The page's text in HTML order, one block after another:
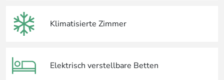
Klimatisierte Zimmer
Elektrisch verstellbare Betten